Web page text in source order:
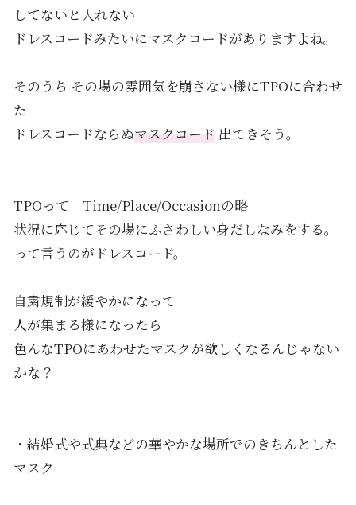
してないと入れない
ドレスコードみたいにマスクコードがありますよね。
そのうち その場の雰囲気を崩さない様にTPOに合わせ
た
ドレスコードならぬマスクコード出てきそう。
TPOって Time/Place/Occasionの略
状況に応じてその場にふさわしい身だしなみをする。
って言うのがドレスコード。
自粛規制が緩やかになって
人が集まる様になったら
色んなTPOにあわせたマスクが欲しくなるんじゃない
かな？
・結婚式や式典などの華やかな場所でのきちんとした
マスク